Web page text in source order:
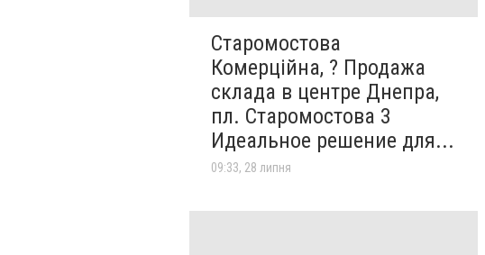
Старомостова
Комерційна, ? Продажа
склада в центре Днепра,
пл. Старомостова 3
Идеальное решение для...
09:33, 28 липня